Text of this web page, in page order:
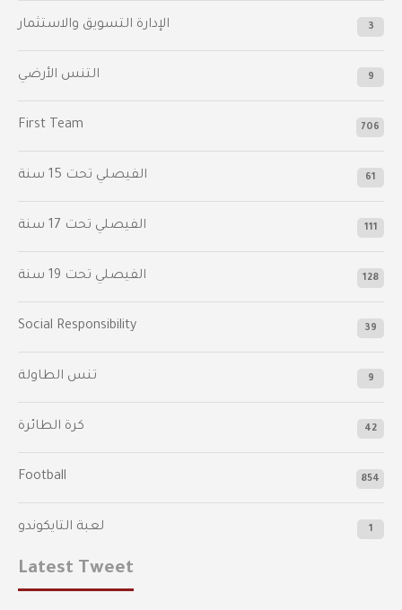
الإدارة التسويق والاستثمار 3
التنس الأرضي 9
First Team 706
الفيصلي‬⁩ تحت 15 سنة 61
‫الفيصلي‬⁩ تحت 17 سنة 111
الفيصلي‬⁩ تحت 19 سنة 128
Social Responsibility 39
تنس الطاولة 9
كرة الطائرة 42
Football 854
لعبة التايكوندو 1
Latest Tweet